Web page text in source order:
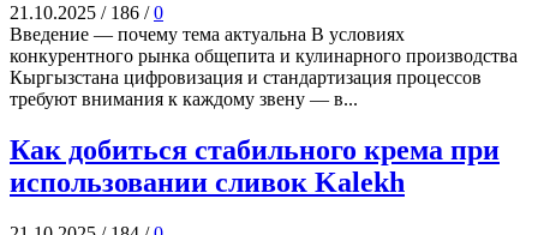
21.10.2025 / 186 / 0
Введение — почему тема актуальна В условиях
конкурентного рынка общепита и кулинарного производства
Кыргызстана цифровизация и стандартизация процессов
требуют внимания к каждому звену — в...
Как добиться стабильного крема при
использовании сливок Kalekh